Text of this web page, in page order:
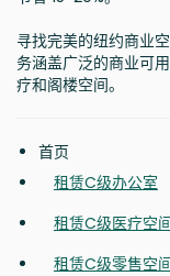
寻找完美的纽约商业
务涵盖广泛的商业可
疗和阁楼空间。
首页
租赁C级办公室
租赁C级医疗空
租赁C级零售空